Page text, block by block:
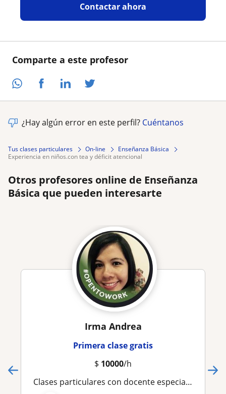
Comparte a este profesor
Contactar ahora
¿Hay algún error en este perfil? Cuéntanos
Tus clases particulares On-line
Enseñanza Básica
experiencia en niños.con tea y déficit atencional
Otros profesores online de Enseñanza
Básica que pueden interesarte
Irma Andrea
Primera clase gratis
$ 10000/h
Clases particulares con docente especialista en Educación Diferencial, con estrategias personalizas y orientación a la familia